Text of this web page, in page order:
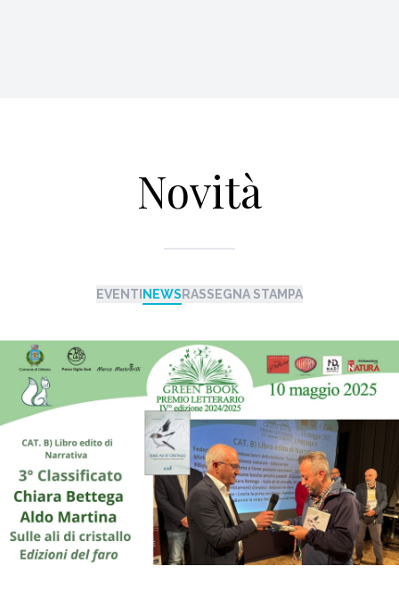
Novità
EVENTINEWSRASSEGNA STAMPA